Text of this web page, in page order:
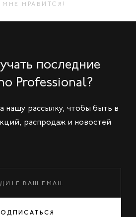
МНЕ НРАВИТСЯ!
последние
Professional?
нашу рассылку, чтобы быть в
распродаж и новостей